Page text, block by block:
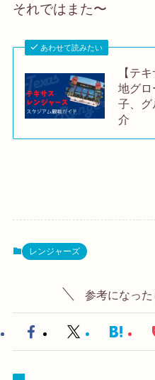
それではまた〜
あわせて読みたい
【テ
地グロ
子、グ
介
レンジャーズ
参考になっ